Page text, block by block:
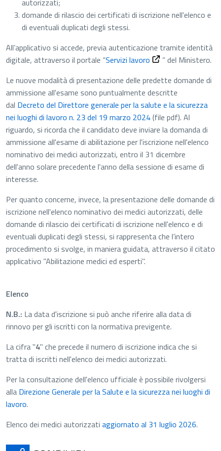
autorizzati;
domande di rilascio dei certificati di iscrizione nell'elenco e
di eventuali duplicati degli stessi.
All’applicativo si accede, previa autenticazione tramite identità
digitale, attraverso il portale “Servizi lavoro Apre in una nuova
” del Ministero.
Le nuove modalità di presentazione delle predette domande di
ammissione all'esame sono puntualmente descritte
dal Decreto del Direttore generale per la salute e la sicurezza
nei luoghi di lavoro n. 23 del 19 marzo 2024(file pdf). Al
riguardo, si ricorda che il candidato deve inviare la domanda di
ammissione all'esame di abilitazione per l'iscrizione nell'elenco
nominativo dei medici autorizzati, entro il 31 dicembre
dell'anno solare precedente l'anno della sessione di esame di
interesse.
Per quanto concerne, invece, la presentazione delle domande di
iscrizione nell'elenco nominativo dei medici autorizzati, delle
domande di rilascio dei certificati di iscrizione nell'elenco e di
eventuali duplicati degli stessi, si rappresenta che l’intero
procedimento si svolge, in maniera guidata, attraverso il citato
applicativo "Abilitazione medici ed esperti".
Elenco
N.B.: La data d'iscrizione si può anche riferire alla data di
rinnovo per gli iscritti con la normativa previgente.
La cifra "4" che precede il numero di iscrizione indica che si
tratta di iscritti nell'elenco dei medici autorizzati.
Per la consultazione dell'elenco ufficiale è possibile rivolgersi
alla Direzione Generale per la Salute e la sicurezza nei luoghi di
lavoro.
Elenco dei medici autorizzati aggiornato al 31 luglio 2026Apre
.